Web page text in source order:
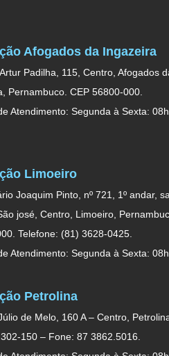
Afogados da Ingazeira
Padilha, 115, Centro, Afogados
Pernambuco. CEP 56800-000.
Atendimento: Segunda à Sexta:
Limoeiro
Joaquim Pinto, nº 721, 1º andar,
josé, Centro, Limoeiro,
Telefone: (81) 3628-0425.
Atendimento: Segunda à Sexta:
Petrolina
de Melo, 160 A – Centro,
150 – Fone: 87 3862.5016.